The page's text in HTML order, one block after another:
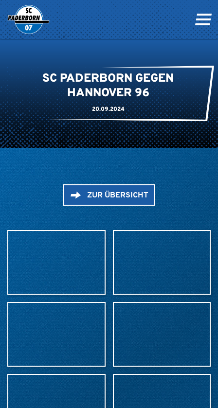
SC PADERBORN GEGEN
HANNOVER 96
20.09.2024
ZUR ÜBERSICHT